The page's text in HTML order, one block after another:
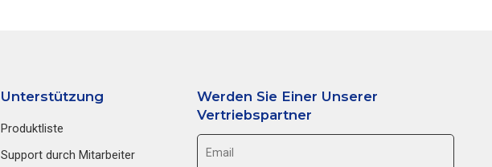
Unterstützung
Produktliste
Support durch Mitarbeiter
Werden Sie Einer Unserer
Vertriebspartner